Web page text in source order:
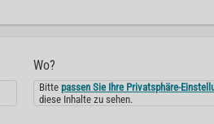
Wo?
Bittepassen Sie Ihre Privatsphäre-
diese Inhalte zu sehen.